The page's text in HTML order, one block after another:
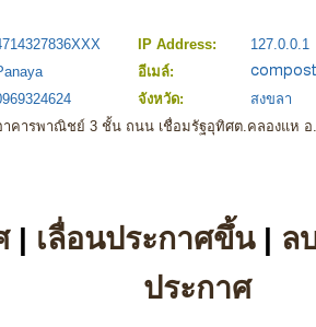
IP Address:
127.0.0.1
อีเมล์:
จังหวัด:
สงขลา
าคารพาณิชย์ 3 ชั้น ถนน เชื่อมรัฐอุทิศต.คลองแห
| เลื่อนประกาศขึ้น| ล
ประกาศ